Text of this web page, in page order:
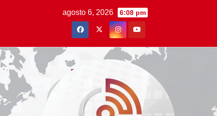
agosto 6, 2026 6:08 pm